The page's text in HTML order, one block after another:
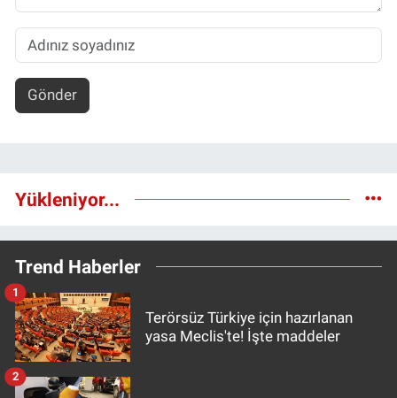
Gönder
Yükleniyor...
Trend Haberler
Terörsüz Türkiye için hazırlanan
yasa Meclis'te! İşte maddeler
1
2